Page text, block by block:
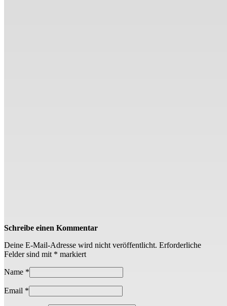
Schreibe einen Kommentar
Deine E-Mail-Adresse wird nicht veröffentlicht. Erforderliche
Felder sind mit * markiert
Name *
Email *